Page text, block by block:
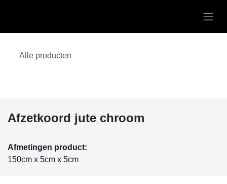
Alle producten
Afzetkoord jute chroom
Afmetingen product:
150cm x 5cm x 5cm